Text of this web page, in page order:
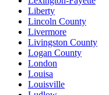
Liberty
Lincoln County
Livermore
Livingston County
Logan County
London
Louisa
Louisville